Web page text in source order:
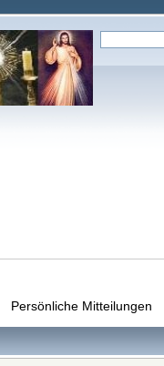
Persönliche Mitteilungen